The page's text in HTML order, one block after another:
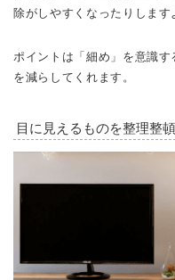
除がしやすくなったりします
ポイントは「細め」を意識
を減らしてくれます。
目に見えるものを整理整頓